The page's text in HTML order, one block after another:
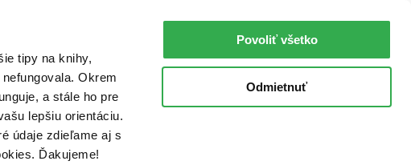
tipy na knihy,
Okrem
a stále ho pre
lepšiu orientáciu.
údaje zdieľame aj s
Ďakujeme!
Povoliť všetko
Odmietnuť